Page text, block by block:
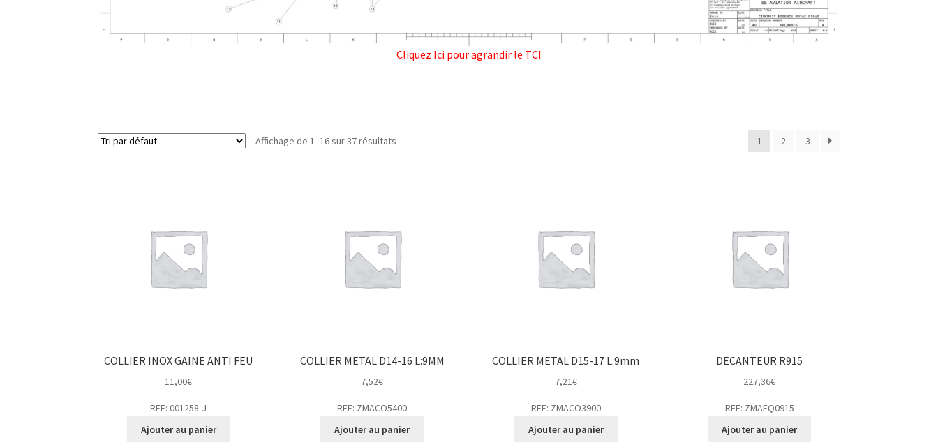
Cliquez Ici pour agrandir le TCI
Affichage de 1–16 sur 37 résultats 1 2 3
COLLIER INOX GAINE ANTI FEU
11,00€
REF: 001258-J
Ajouter au panier
COLLIER METAL D14-16 L:9MM
7,52€
REF: ZMACO5400
Ajouter au panier
COLLIER METAL D15-17 L:9mm
7,21€
REF: ZMACO3900
Ajouter au panier
DECANTEUR R915
227,36€
REF: ZMAEQ0915
Ajouter au panier